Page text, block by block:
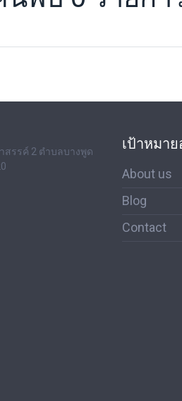
สรรค์ 2 ตำบลบางพูด
เป้าหมา
About us
Blog
Contact